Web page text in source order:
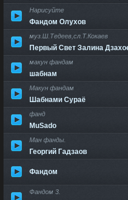
Нарисуйте
Фандом Олухов
муз.Ш.Тедеев,сл.Т.Кокаев
Первый Свет Залина
макун фандам
шабнам
Макун фандам
Шабнами Сураё
фанд
MuSado
Ман фанды.
Георгий Гадзаов
Фандом
Фандом 3.